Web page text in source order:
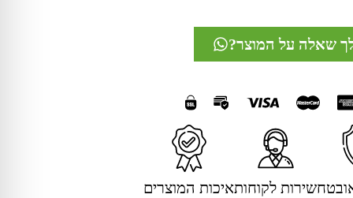
שאלה על המוצר?
שירות לקוחותאיכות המוצרים